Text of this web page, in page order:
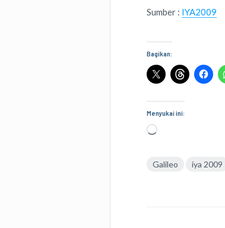
Sumber : IYA2009
Bagikan:
Menyukai ini:
Memuat...
Galileo iya 2009